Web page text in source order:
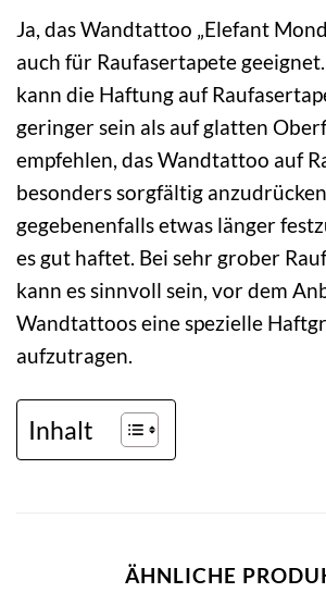
Ja, das Wandtattoo „Elefant
auch für Raufasertapete
kann die Haftung auf
geringer sein als auf glatten
empfehlen, das Wandtattoo auf
besonders sorgfältig
gegebenenfalls etwas länger
es gut haftet. Bei sehr grober
kann es sinnvoll sein, vor dem
Wandtattoos eine spezielle
aufzutragen.
Inhalt
ÄHNLICHE